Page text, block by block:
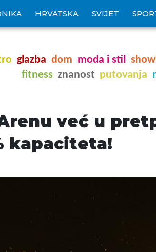
HRVATSKA SVIJET
glazba dom moda i stil
fitness znanost putovanja
već u
kapaciteta!